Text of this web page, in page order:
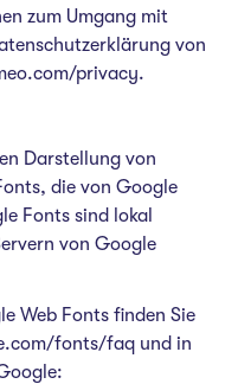
zum Umgang mit
von
privacy.
Darstellung von
die von Google
Fonts sind lokal
von Google
Web Fonts finden Sie
fonts/faq und in